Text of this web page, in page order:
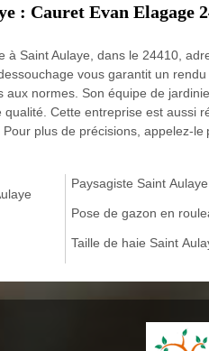
: Cauret Evan Elagage
à Saint Aulaye, dans le 24410,
vous garantit un
normes. Son équipe de
Cette entreprise est aussi
plus de précisions, appelez-le
Paysagiste Saint Aulaye
Pose de gazon en
Taille de haie Saint